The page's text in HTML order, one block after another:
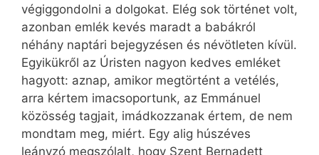
végiggondolni a dolgokat. Elég sok történet volt,
azonban emlék kevés maradt a babákról
néhány naptári bejegyzésen és névötleten kívül.
Egyikükről az Úristen nagyon kedves emléket
hagyott: aznap, amikor megtörtént a vetélés,
arra kértem imacsoportunk, az Emmánuel
közösség tagjait, imádkozzanak értem, de nem
mondtam meg, miért. Egy alig húszéves
leányzó megszólalt, hogy Szent Bernadett